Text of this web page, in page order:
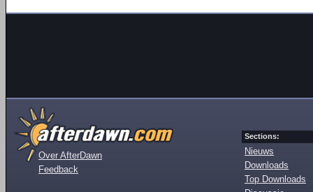
Over AfterDawn
Feedback
Sections:
Nieuws
Downloads
Top Downloads